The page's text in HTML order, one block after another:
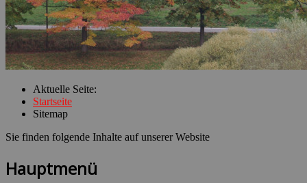
Aktuelle Seite:
Startseite
Sitemap
Sie finden folgende Inhalte auf unserer Website
Hauptmenü